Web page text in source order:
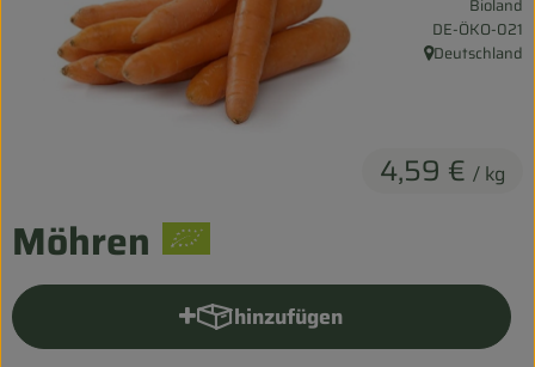
Entspannt durch die FERIEN
Obst & Gemüse
Vorratskammer
Getränke
Kosmetik
Möhren
4,59 € / kg
Bioland
, Kontrollstelle:
DE-ÖKO-021
, Herkunft:
Deutschland
hinzufügen
Produkt zum Warenkorb